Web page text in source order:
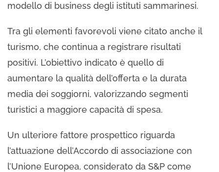
modello di business degli istituti sammarinesi.
Tra gli elementi favorevoli viene citato anche il
turismo, che continua a registrare risultati
positivi. L’obiettivo indicato è quello di
aumentare la qualità dell’offerta e la durata
media dei soggiorni, valorizzando segmenti
turistici a maggiore capacità di spesa.
Un ulteriore fattore prospettico riguarda
l’attuazione dell’Accordo di associazione con
l’Unione Europea, considerato da S&P come